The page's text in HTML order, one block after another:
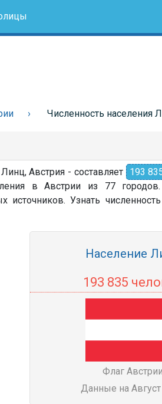
Численность населения
Австрия - составляет 193
в Австрии из 77 городов.
Узнать
Население
193 835
Флаг Австрии
Данные на